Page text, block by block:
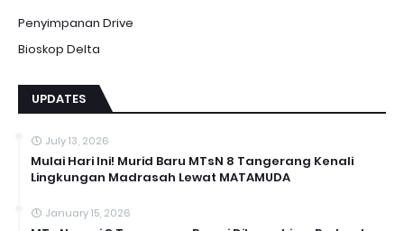
Penyimpanan Drive
Bioskop Delta
UPDATES
July 13, 2026
Mulai Hari Ini! Murid Baru MTsN 8 Tangerang Kenali
Lingkungan Madrasah Lewat MATAMUDA
January 15, 2026